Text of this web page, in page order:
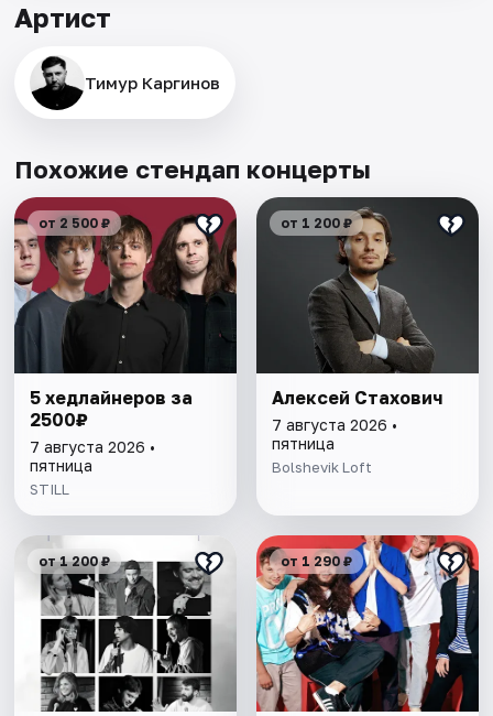
Артист
Тимур Каргинов
Похожие стендап концерты
от 2 500 ₽
5 хедлайнеров за
2500₽
7 августа 2026 •
пятница
STILL
от 1 200 ₽
Алексей Стахович
7 августа 2026 •
пятница
Bolshevik Loft
от 1 200 ₽ от 1 290 ₽